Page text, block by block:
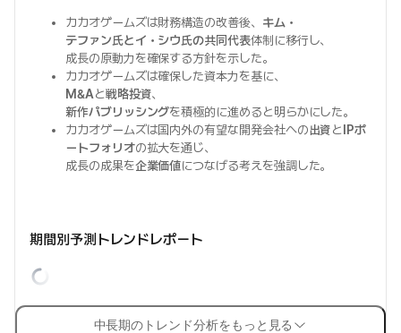
カカオゲームズは財務構造の改善後、 キム・
テファン氏とイ・シウ氏の共同代表体制に移行し、
成長の原動力を確保する方針を示した。
カカオゲームズは確保した資本力を基に、
M&Aと戦略投資、
新作パブリッシングを積極的に進めると明らかにした。
カカオゲームズは国内外の有望な開発会社への出資と IPポ
ートフォリオの拡大を通じ、
成長の成果を企業価値につなげる考えを強調した。
期間別予測トレンドレポート
中長期のトレンド分析をもっと見る